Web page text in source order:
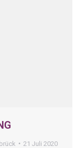
21 Juli 2020